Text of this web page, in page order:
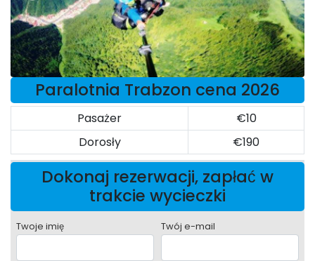
Paralotnia Trabzon cena 2026
Pasażer
€10
Dorosły
€190
Dokonaj rezerwacji, zapłać w
trakcie wycieczki
Twoje imię Twój e-mail